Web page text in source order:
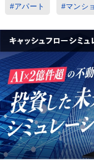
#アパート #マンシ